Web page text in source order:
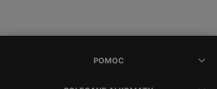
POMOC